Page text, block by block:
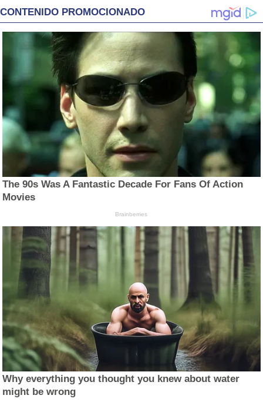
CONTENIDO PROMOCIONADO
The 90s Was A Fantastic Decade For Fans Of Action
Movies
Brainberries
Why everything you thought you knew about water
might be wrong